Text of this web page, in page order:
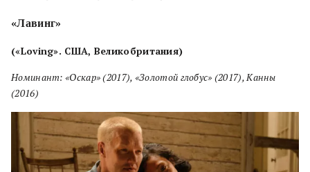
«Лавинг»
(«Loving». США, Великобритания)
Номинант: «Оскар» (2017), «Золотой глобус» (2017), Канны
(2016)